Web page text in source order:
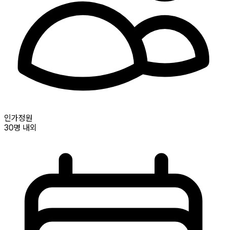
인가정원
30명 내외